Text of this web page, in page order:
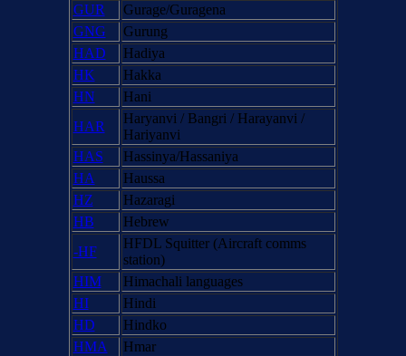
GUR
Gurage/Guragena
GNG
Gurung
HAD
Hadiya
HK
Hakka
HN
Hani
HAR
Haryanvi / Bangri / Harayanvi /
Hariyanvi
HAS
Hassinya/Hassaniya
HA
Haussa
HZ
Hazaragi
HB
Hebrew
-HF
HFDL Squitter (Aircraft comms
station)
HIM
Himachali languages
HI
Hindi
HD
Hindko
HMA
Hmar